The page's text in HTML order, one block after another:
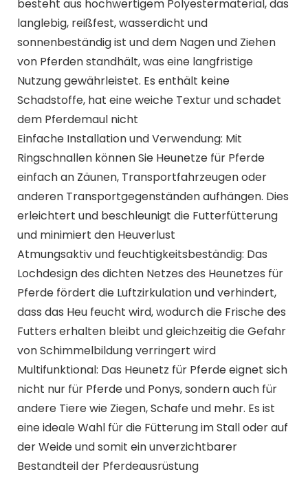
besteht aus hochwertigem Polyestermaterial, das
langlebig, reißfest, wasserdicht und
sonnenbeständig ist und dem Nagen und Ziehen
von Pferden standhält, was eine langfristige
Nutzung gewährleistet. Es enthält keine
Schadstoffe, hat eine weiche Textur und schadet
dem Pferdemaul nicht
Einfache Installation und Verwendung: Mit
Ringschnallen können Sie Heunetze für Pferde
einfach an Zäunen, Transportfahrzeugen oder
anderen Transportgegenständen aufhängen. Dies
erleichtert und beschleunigt die Futterfütterung
und minimiert den Heuverlust
Atmungsaktiv und feuchtigkeitsbeständig: Das
Lochdesign des dichten Netzes des Heunetzes für
Pferde fördert die Luftzirkulation und verhindert,
dass das Heu feucht wird, wodurch die Frische des
Futters erhalten bleibt und gleichzeitig die Gefahr
von Schimmelbildung verringert wird
Multifunktional: Das Heunetz für Pferde eignet sich
nicht nur für Pferde und Ponys, sondern auch für
andere Tiere wie Ziegen, Schafe und mehr. Es ist
eine ideale Wahl für die Fütterung im Stall oder auf
der Weide und somit ein unverzichtbarer
Bestandteil der Pferdeausrüstung